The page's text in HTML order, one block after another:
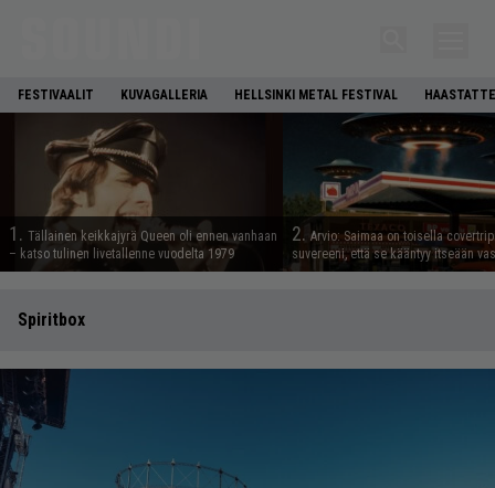
FESTIVAALIT KUVAGALLERIA HELLSINKI METAL FESTIVAL
1. Tällainen keikkajyrä Queen oli ennen vanhaan
– katso tulinen livetallenne vuodelta 1979
2. Arvio: Saimaa on toisella
suvereeni, että se kääntyy itseään
Spiritbox